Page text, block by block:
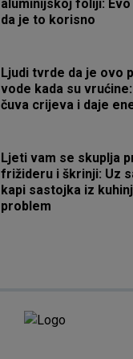
aluminijskoj foliji:
da je to korisno
Ljudi tvrde da je ovo
vode kada su
čuva crijeva i daje
Ljeti vam se skuplja
frižideru i škrinji: Uz
kapi sastojka iz
problem